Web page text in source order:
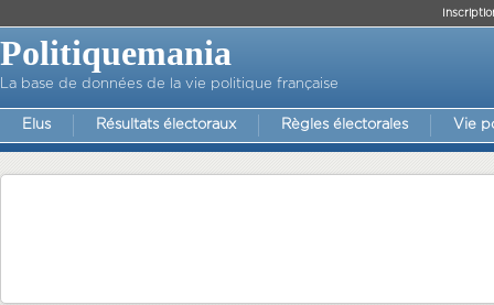
Politiquemania
La base de données de la vie politique française
Elus Résultats électoraux Règles électorales Vie